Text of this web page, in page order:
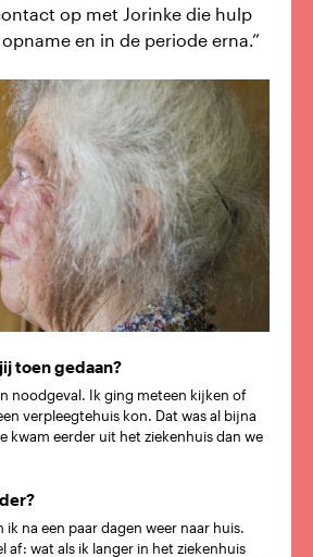
op met Jorinke die hulp
en in de periode erna.”
toen gedaan?
noodgeval. Ik ging meteen kijken of
verpleegtehuis kon. Dat was al bijna
kwam eerder uit het ziekenhuis dan we
ik na een paar dagen weer naar huis.
af: wat als ik langer in het ziekenhuis